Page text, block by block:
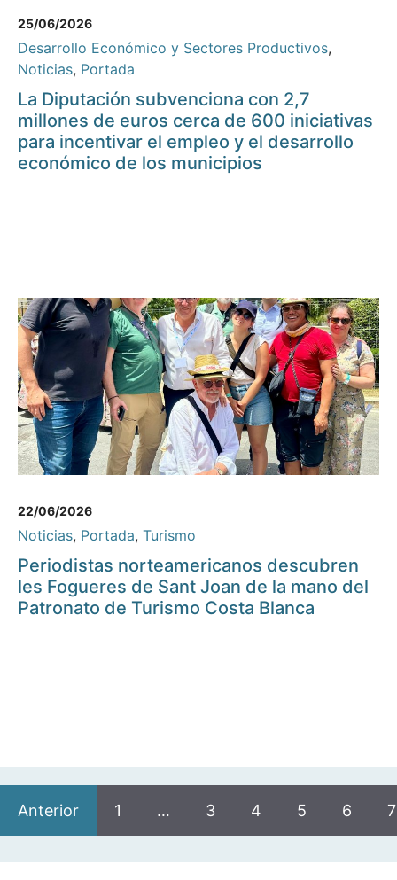
25/06/2026
Desarrollo Económico y Sectores Productivos,
Noticias, Portada
La Diputación subvenciona con 2,7
millones de euros cerca de 600 iniciativas
para incentivar el empleo y el desarrollo
económico de los municipios
22/06/2026
Noticias, Portada, Turismo
Periodistas norteamericanos descubren
les Fogueres de Sant Joan de la mano del
Patronato de Turismo Costa Blanca
Anterior 1 … 3 4 5 6 7